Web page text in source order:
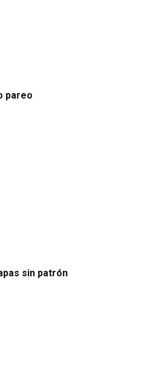
pareo
sin patrón